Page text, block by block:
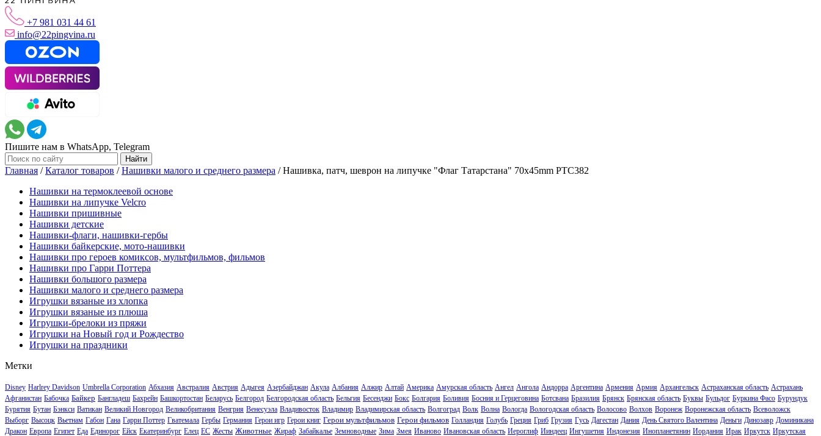
+7 981 031 44 61
info@22pingvina.ru
Пишите нам в WhatsApp, Telegram
Главная /Каталог товаров /Нашивки малого и среднего размера /Нашивка, патч, шеврон на липучке "Флаг Татарстана" 70x45mm PTC382
Нашивки на термоклеевой основе
Нашивки на липучке Velcro
Нашивки пришивные
Нашивки детские
Нашивки-флаги, нашивки-гербы
Нашивки байкерские, мото-нашивки
Нашивки про героев комиксов, мультфильмов, фильмов
Нашивки про Гарри Поттера
Нашивки большого размера
Нашивки малого и среднего размера
Игрушки вязаные из хлопка
Игрушки вязаные из плюша
Игрушки-брелоки из пряжи
Игрушки на Новый год и Рождество
Игрушки на праздники
Метки
Disney Harlrey Davidson Umbrella Corporation Абхазия Австралия Австрия Адыгея Азербайджан Акула Албания Алжир Алтай Америка Амурская область Ангел Ангола Андорра Аргентина Армения Армия Архангельск Астраханская область Астрахань
Афганистан Бабочка Байкер Бангладеш Бахрейн Башкортостан Беларусь Белгород Белгородская область Бельгия Бесенджи Бокс Болгария Боливия Босния и Герцеговина Ботсвана Бразилия Брянск Брянская область Буквы Бульдог Буркина Фасо Бурундук
Бурятия Бутан Бэнкси Ватикан Великий Новгород Великобритания Венгрия Венесуэла Владивосток Владимир Владимирская область Волгоград Волк Волна Вологда Вологодская область Волосово Волхов Воронеж Воронежская область Всеволожск
Выборг Высоцк Вьетнам Габон Гана Гарри Поттер Гватемала Гербы Германия Герои игр Герои книг Герои мультфильмов Герои фильмов Голландия Голубь Греция Гриб Грузия Гусь Дагестан Дания День Святого Валентина Деньги Динозавр Доминикана
Дракон Европа Египет Еда Единорог Ейск Екатеринбург Елец ЕС Жесты Животные Жираф Забайкалье Земноводные Зима Змея Иваново Ивановская область Иероглиф Ииндеец Ингушетия Индонезия Инопланетянин Иордания Ирак Иркутск Иркутская